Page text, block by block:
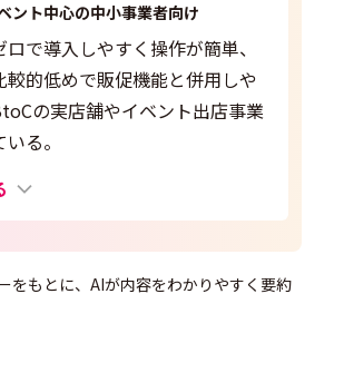
ント中心の中小事業者向け
で導入しやすく操作が簡単、
較的低めで販促機能と併用しや
の実店舗やイベント出店事業
る。
をもとに、AIが内容をわかりやすく要約